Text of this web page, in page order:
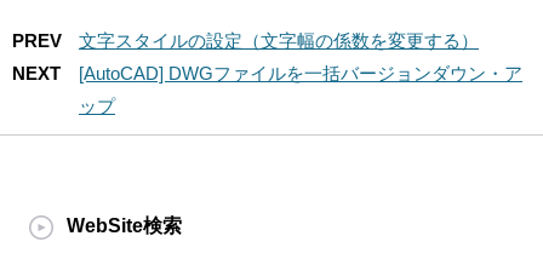
PREV
文字スタイルの設定（文字幅の係数を変更する）
NEXT
[AutoCAD] DWGファイルを一括バージョンダウン・ア
ップ
WebSite検索